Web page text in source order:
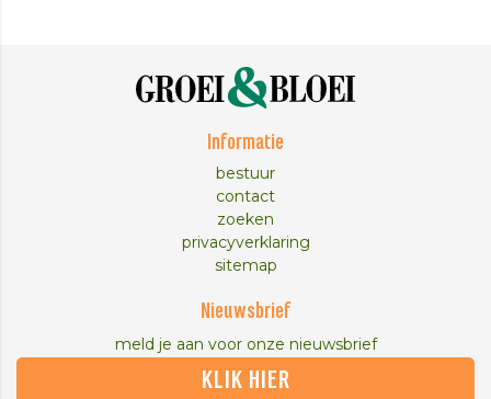
Informatie
bestuur
contact
zoeken
privacyverklaring
sitemap
Nieuwsbrief
meld je aan voor onze nieuwsbrief
KLIK HIER